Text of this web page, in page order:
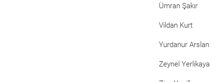
Ümran Şakır
Vildan Kurt
Yurdanur Arslan
Zeynel Yerlikaya